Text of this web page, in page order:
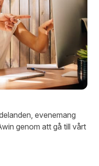
evenemang
genom att gå till vårt